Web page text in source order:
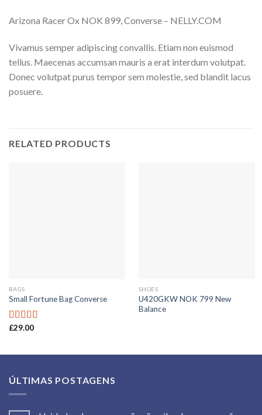
Arizona Racer Ox NOK 899, Converse – NELLY.COM
Vivamus semper adipiscing convallis. Etiam non euismod
tellus. Maecenas accumsan mauris a erat interdum volutpat.
Donec volutpat purus tempor sem molestie, sed blandit lacus
posuere.
RELATED PRODUCTS
BAGS
Small Fortune Bag Converse
Rated
£29.00
SHOES
U420GKW NOK 799 New
Balance
ÚLTIMAS POSTAGENS